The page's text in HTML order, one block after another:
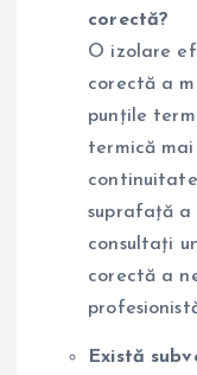
corectă?
O izolare
corectă a
punțile
termică
suprafață a
consultați
corectă a
Există